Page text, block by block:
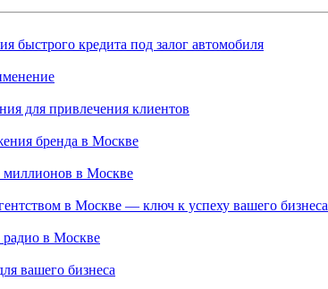
быстрого кредита под залог автомобиля
для привлечения клиентов
бренда в Москве
миллионов в Москве
в Москве — ключ к успеху вашего бизнеса
в Москве
вашего бизнеса